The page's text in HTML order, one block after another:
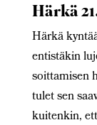
Härkä
Härkä
entistäkin
soittamisen
tulet sen
kuitenkin,